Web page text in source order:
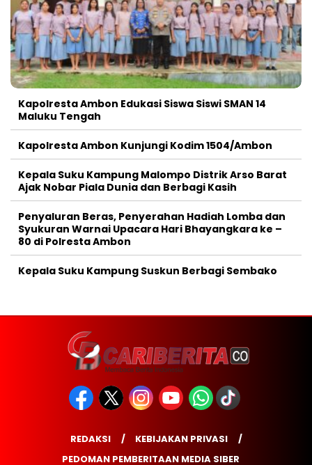
Kapolresta Ambon Edukasi Siswa Siswi SMAN 14
Maluku Tengah
Kapolresta Ambon Kunjungi Kodim 1504/Ambon
Kepala Suku Kampung Malompo Distrik Arso Barat
Ajak Nobar Piala Dunia dan Berbagi Kasih
Penyaluran Beras, Penyerahan Hadiah Lomba dan
Syukuran Warnai Upacara Hari Bhayangkara ke –
80 di Polresta Ambon
Kepala Suku Kampung Suskun Berbagi Sembako
REDAKSI
KEBIJAKAN PRIVASI
PEDOMAN PEMBERITAAN MEDIA SIBER